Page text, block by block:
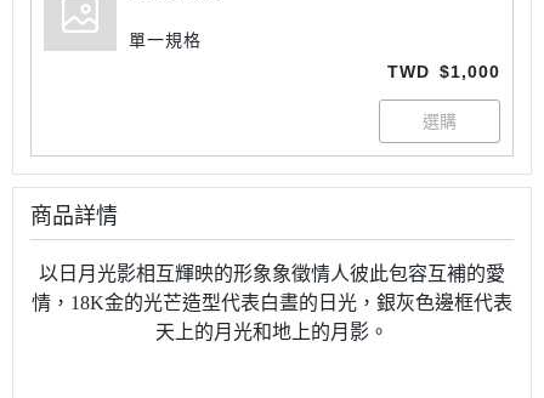
單一規格
TWD $1,000
商品詳情
以日月光影相互輝映的形象象徵情人彼此包容互補的愛
情，18K金的光芒造型代表白晝的日光，銀灰色邊框代表
天上的月光和地上的月影。